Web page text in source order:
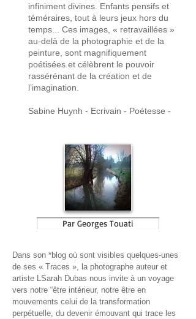
infiniment divines. Enfants pensifs et
téméraires, tout à leurs jeux hors du
temps... Ces images, « retravaillées »
au-delà de la photographie et de la
peinture, sont magnifiquement
poétisées et célèbrent le pouvoir
rassérénant de la création et de
l’imagination.
Sabine Huynh - Ecrivain - Poétesse -
Par Georges Touati
Dans son *blog où sont visibles quelques-unes
de ses « Traces », la photographe auteur et
artiste LSarah Dubas nous invite à un voyage
vers notre “être intérieur, notre être en
mouvements celui de la transformation
perpétuelle, du devenir émouvant qui trace les